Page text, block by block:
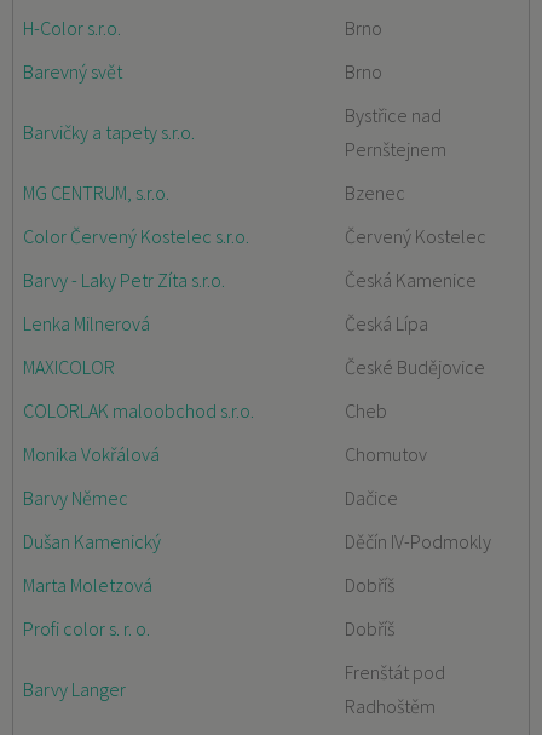
H-Color s.r.o.
Brno
Barevný svět
Brno
Barvičky a tapety s.r.o.
Bystřice nad
Pernštejnem
MG CENTRUM, s.r.o.
Bzenec
Color Červený Kostelec s.r.o.
Červený Kostelec
Barvy - Laky Petr Zíta s.r.o.
Česká Kamenice
Lenka Milnerová
Česká Lípa
MAXICOLOR
České Budějovice
COLORLAK maloobchod s.r.o.
Cheb
Monika Vokřálová
Chomutov
Barvy Němec
Dačice
Dušan Kamenický
Děčín IV-Podmokly
Marta Moletzová
Dobříš
Profi color s. r. o.
Dobříš
Barvy Langer
Frenštát pod
Radhoštěm